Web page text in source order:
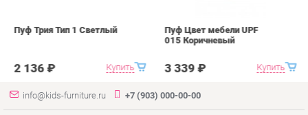
КАТАЛОГ
Диваны
Комоды
Кресла
ИНФОРМАЦИЯ
Контакты
Дизайн
Доставка и Оплата
ГОРОДА
Екатеринбург